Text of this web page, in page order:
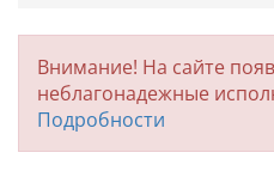
Внимание! На сайте
неблагонадежные
Подробности